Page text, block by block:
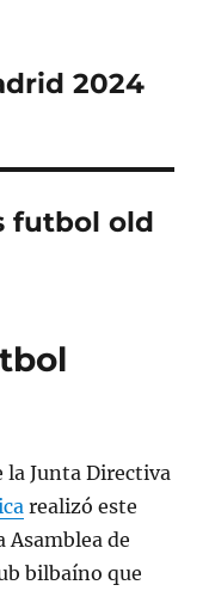
2024
futbol old
la Junta Directiva
realizó este
Asamblea de
bilbaíno que